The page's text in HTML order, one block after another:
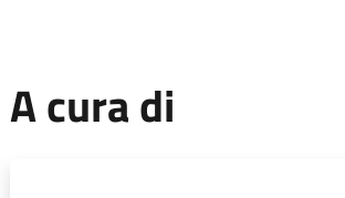
A cura di